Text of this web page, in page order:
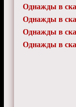
Однажды в
Однажды в
Однажды в
Однажды в